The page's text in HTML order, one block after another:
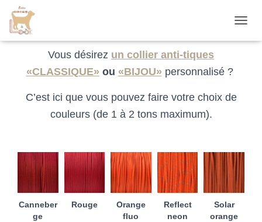
É
V
A
T
Vous désirez un collier anti-tiques
«CLASSIQUE» ou «BIJOU» personnalisé ?
C’est ici que vous pouvez faire votre choix de
couleurs (de 1 à 2 tons maximum).
Canneber
ge
Rouge
Orange
fluo
Reflect
neon
Solar
orange